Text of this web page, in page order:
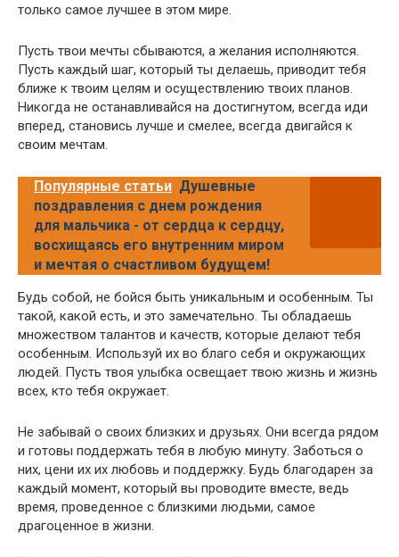
только самое лучшее в этом мире.
Пусть твои мечты сбываются, а желания исполняются.
Пусть каждый шаг, который ты делаешь, приводит тебя
ближе к твоим целям и осуществлению твоих планов.
Никогда не останавливайся на достигнутом, всегда иди
вперед, становись лучше и смелее, всегда двигайся к
своим мечтам.
Популярные статьи Душевные
поздравления с днем рождения
для мальчика - от сердца к сердцу,
восхищаясь его внутренним миром
и мечтая о счастливом будущем!
Будь собой, не бойся быть уникальным и особенным. Ты
такой, какой есть, и это замечательно. Ты обладаешь
множеством талантов и качеств, которые делают тебя
особенным. Используй их во благо себя и окружающих
людей. Пусть твоя улыбка освещает твою жизнь и жизнь
всех, кто тебя окружает.
Не забывай о своих близких и друзьях. Они всегда рядом
и готовы поддержать тебя в любую минуту. Заботься о
них, цени их их любовь и поддержку. Будь благодарен за
каждый момент, который вы проводите вместе, ведь
время, проведенное с близкими людьми, самое
драгоценное в жизни.